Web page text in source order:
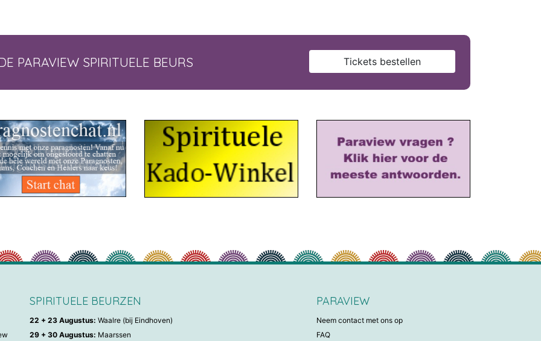
PARAVIEW SPIRITUELE BEURS Tickets bestellen
SPIRITUELE BEURZEN
22 + 23 Augustus: Waalre (bij Eindhoven)
29 + 30 Augustus: Maarssen
PARAVIEW
Neem contact met ons op
FAQ